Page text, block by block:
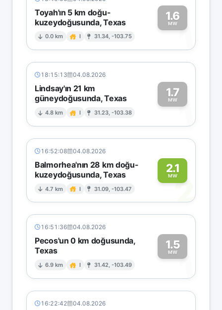
Toyah'ın 5 km doğu-
kuzeydoğusunda, Texas
0.0 km I 31.34, -103.75
1.6
MW1
18:15:13 04.08.2026
Lindsay'ın 21 km
güneydoğusunda, Texas
4.8 km I 31.23, -103.38
1.7
MW1
16:52:08 04.08.2026
Balmorhea'nın 28 km doğu-
kuzeydoğusunda, Texas
4.7 km I 31.09, -103.47
2.1
MW2
16:51:36 04.08.2026
Pecos'un 0 km doğusunda,
Texas
6.9 km I 31.42, -103.49
1.5
MW1
16:22:42 04.08.2026